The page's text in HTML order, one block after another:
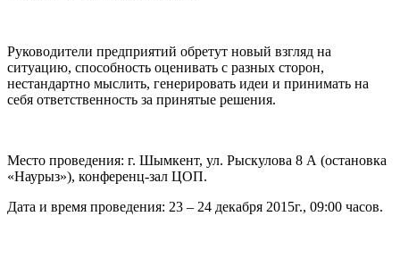
Руководители предприятий обретут новый взгляд на
ситуацию, способность оценивать с разных сторон,
нестандартно мыслить, генерировать идеи и принимать на
себя ответственность за принятые решения.
Место проведения: г. Шымкент, ул. Рыскулова 8 А (остановка
«Наурыз»), конференц-зал ЦОП.
Дата и время проведения: 23 – 24 декабря 2015г., 09:00 часов.